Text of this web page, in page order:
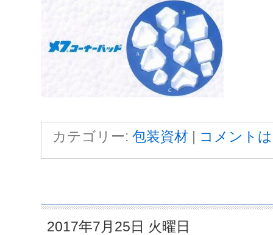
カテゴリー: 包装資材 コメント
2017年7月25日 火曜日